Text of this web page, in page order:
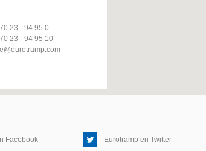
23 - 94 95 0
23 - 94 95 10
Facebook Eurotramp en Twitter